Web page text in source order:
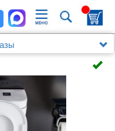
BB120CPR